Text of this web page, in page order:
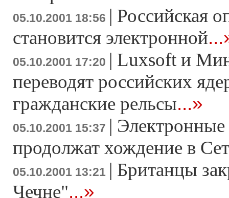
05.10.2001 18:56 | Российская
становится электронной
05.10.2001 17:20 | Luxsoft и
переводят российских
гражданские рельсы...»
05.10.2001 15:37 | Электронные
продолжат хождение в
05.10.2001 13:21 | Британцы
Чечне"...»